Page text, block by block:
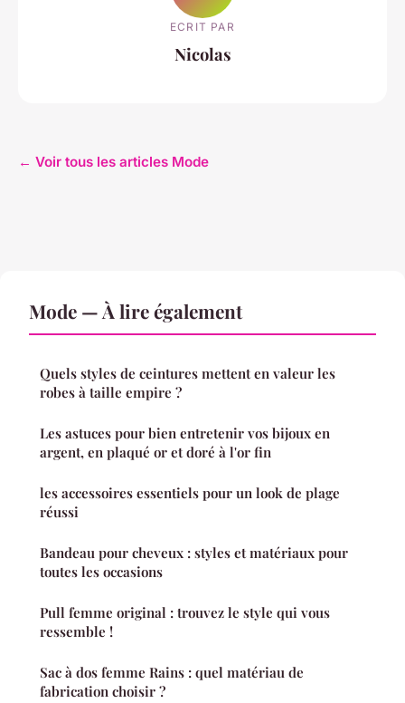
ECRIT PAR
Nicolas
← Voir tous les articles Mode
Mode — À lire également
Quels styles de ceintures mettent en valeur les
robes à taille empire ?
Les astuces pour bien entretenir vos bijoux en
argent, en plaqué or et doré à l'or fin
les accessoires essentiels pour un look de plage
réussi
Bandeau pour cheveux : styles et matériaux pour
toutes les occasions
Pull femme original : trouvez le style qui vous
ressemble !
Sac à dos femme Rains : quel matériau de
fabrication choisir ?